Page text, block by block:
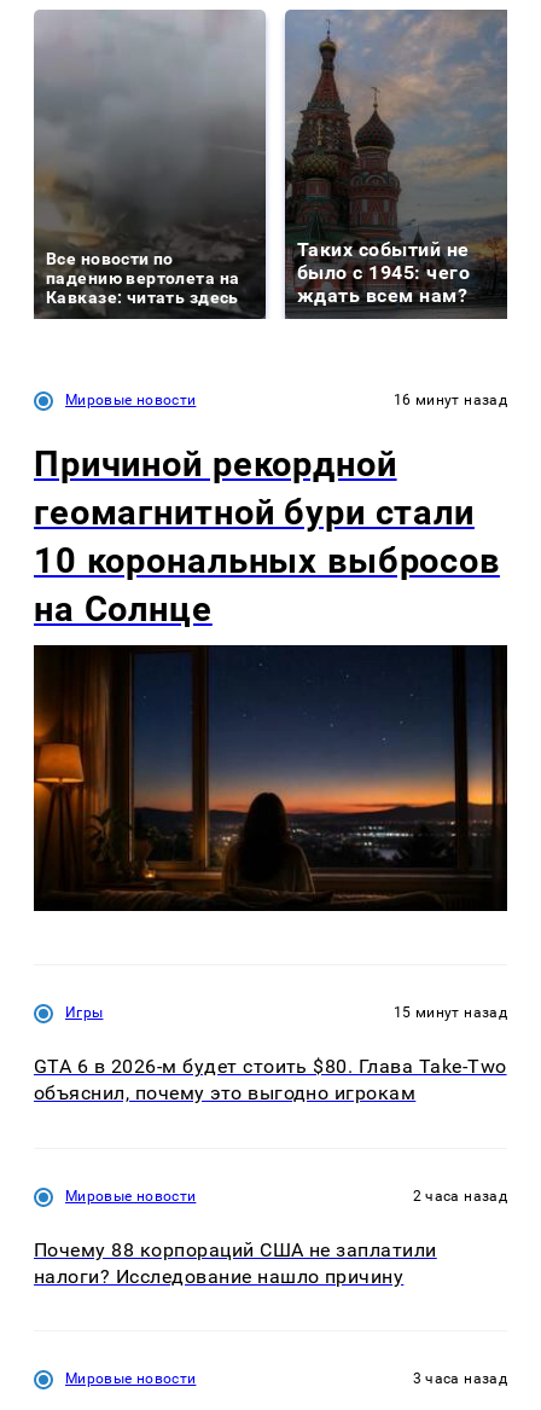
Все новости по
падению вертолета на
Кавказе: читать здесь
Таких событий не
было с 1945: чего
ждать всем нам?
Мировые новости 16 минут назад
Причиной рекордной
геомагнитной бури стали
10 корональных выбросов
на Солнце
Игры 15 минут назад
GTA 6 в 2026-м будет стоить $80. Глава Take-Two
объяснил, почему это выгодно игрокам
Мировые новости 2 часа назад
Почему 88 корпораций США не заплатили
налоги? Исследование нашло причину
Мировые новости 3 часа назад